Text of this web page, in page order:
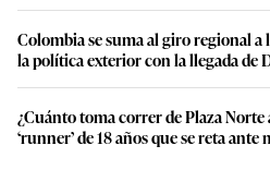
Colombia se suma al giro regional a
la política exterior con la llegada de
¿Cuánto toma correr de Plaza
‘runner’ de 18 años que se reta ante